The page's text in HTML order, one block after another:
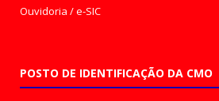
Ouvidoria /e-SIC
POSTO DE IDENTIFICAÇÃO DA CMO